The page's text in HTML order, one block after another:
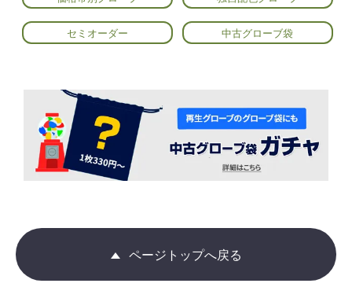
セミオーダー 中古グローブ袋
ページトップへ戻る